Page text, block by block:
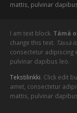
mattis, pulvinar
I am text block. Tämä
change this text. Tässä
consectetur adipiscing
pulvinar dapibus leo.
Tekstilinkki. Click edit
amet, consectetur
mattis, pulvinar